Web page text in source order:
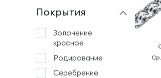
Покрытия
Золочение
красное
Родирование
Серебрение